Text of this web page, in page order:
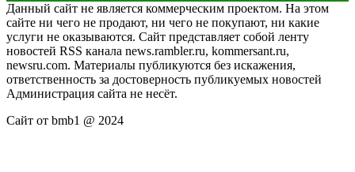
Данный сайт не является коммерческим проектом. На этом
сайте ни чего не продают, ни чего не покупают, ни какие
услуги не оказываются. Сайт представляет собой ленту
новостей RSS канала news.rambler.ru, kommersant.ru,
newsru.com. Материалы публикуются без искажения,
ответственность за достоверность публикуемых новостей
Администрация сайта не несёт.
Сайт от bmb1 @ 2024